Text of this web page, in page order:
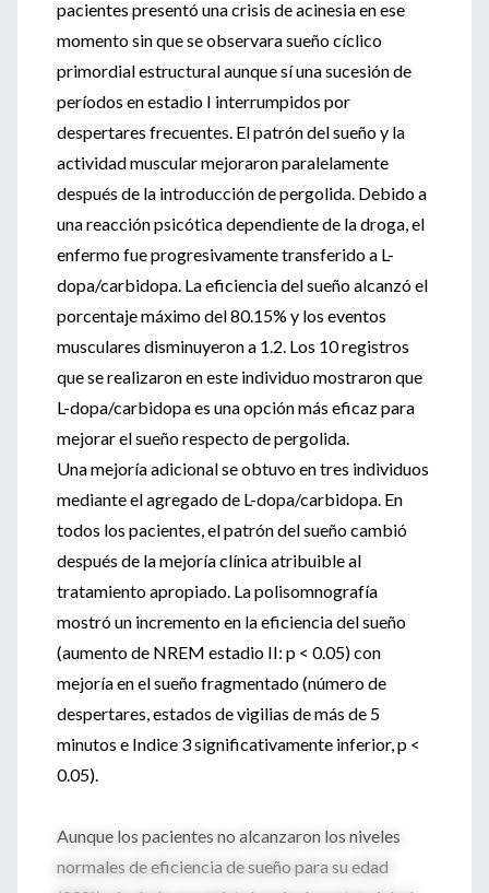
pacientes presentó una crisis de acinesia en ese
momento sin que se observara sueño cíclico
primordial estructural aunque sí una sucesión de
períodos en estadio I interrumpidos por
despertares frecuentes. El patrón del sueño y la
actividad muscular mejoraron paralelamente
después de la introducción de pergolida. Debido a
una reacción psicótica dependiente de la droga, el
enfermo fue progresivamente transferido a L-
dopa/carbidopa. La eficiencia del sueño alcanzó el
porcentaje máximo del 80.15% y los eventos
musculares disminuyeron a 1.2. Los 10 registros
que se realizaron en este individuo mostraron que
L-dopa/carbidopa es una opción más eficaz para
mejorar el sueño respecto de pergolida.
Una mejoría adicional se obtuvo en tres individuos
mediante el agregado de L-dopa/carbidopa. En
todos los pacientes, el patrón del sueño cambió
después de la mejoría clínica atribuible al
tratamiento apropiado. La polisomnografía
mostró un incremento en la eficiencia del sueño
(aumento de NREM estadio II: p < 0.05) con
mejoría en el sueño fragmentado (número de
despertares, estados de vigilias de más de 5
minutos e Indice 3 significativamente inferior, p <
0.05).
Aunque los pacientes no alcanzaron los niveles
normales de eficiencia de sueño para su edad